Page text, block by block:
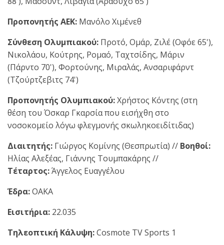
Προπονητής ΑΕΚ: Μανόλο Χιμένεθ
Σύνθεση Ολυμπιακού: Προτό, Ομάρ, Ζιλέ (Οφόε 65'),
Νικολάου, Κούτρης, Ρομαό, Ταχτσίδης, Μάριν
(Πάρντο 70'), Φορτούνης, Μιραλάς, Ανσαριφάρντ
(Τζούρτζεβιτς 74')
Προπονητής Ολυμπιακού:Χρήστος Κόντης (στη
θέση του Όσκαρ Γκαρσία που εισήχθη στο
νοσοκομείο λόγω φλεγμονής σκωληκοειδίτιδας)
Διαιτητής: Γιώργος Κομίνης (Θεσπρωτία) // Βοηθοί:
Ηλίας Αλεξέας, Γιάννης Τουμπακάρης //
Τέταρτος:Άγγελος Ευαγγέλου
Έδρα:ΟΑΚΑ
Εισιτήρια: 22.035
Τηλεοπτική Κάλυψη:Cosmote TV Sports 1